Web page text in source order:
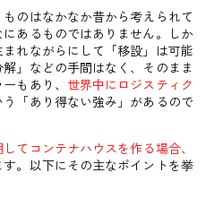
のはなかなか昔から考えられて
あるものではありません。しか
れながらにして「移設」は可能
」などの手間はなく、そのまま
もあり、 世界中にロジスティク
う「あり得ない強み」があるので
てコンテナハウスを作る場合、
す。以下にその主なポイントを挙